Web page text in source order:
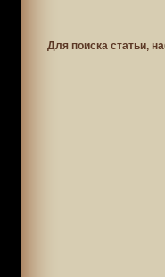
Для поиска статьи,